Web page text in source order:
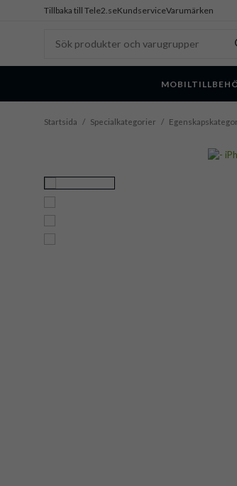
Tillbaka till Tele2.seKundserviceVarumärken
Startsida / Specialkategorier /